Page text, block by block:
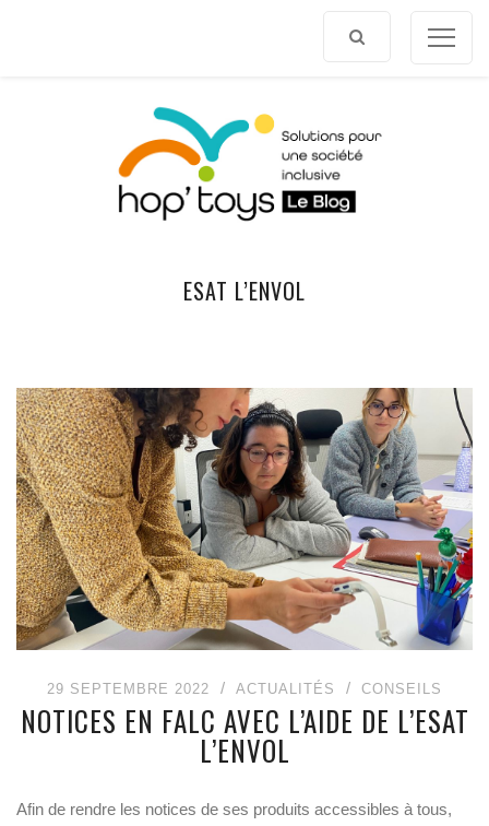
ESAT L’ENVOL
29 SEPTEMBRE 2022 ACTUALITÉS CONSEILS
NOTICES EN FALC AVEC L’AIDE DE L’ESAT
L’ENVOL
Afin de rendre les notices de ses produits accessibles à tous,